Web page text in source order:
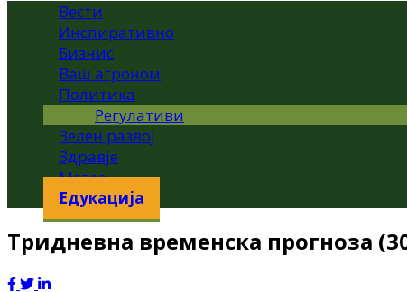
Вести
Инспиративно
Бизнис
Ваш агроном
Политика
Регулативи
Зелен развој
Здравје
Метео
Едукација
Тридневна временска прогноза